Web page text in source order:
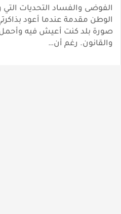
الفوضى والفساد التحديات التي
الوطن مقدمة عندما أعود
صورة بلد كنت أعيش فيه وأحمل
والقانون. رغم أن…